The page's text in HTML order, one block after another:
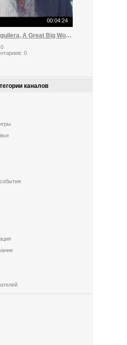
00:04:24
Christina Aguilera, A Great Big World - Fall On Me
0
0
каналов